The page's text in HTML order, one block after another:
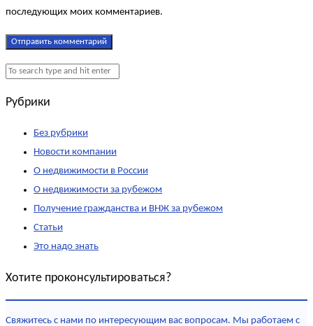
последующих моих комментариев.
Рубрики
Без рубрики
Новости компании
О недвижимости в России
О недвижимости за рубежом
Получение гражданства и ВНЖ за рубежом
Статьи
Это надо знать
Хотите проконсультироваться?
Свяжитесь с нами по интересующим вас вопросам. Мы работаем с